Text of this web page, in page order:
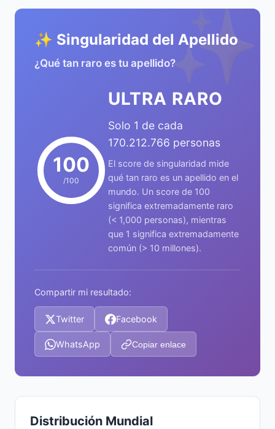
✨
✨ Singularidad del Apellido
¿Qué tan raro es tu apellido?
100
/100
ULTRA RARO
Solo 1 de cada
170.212.766 personas
El score de singularidad mide
qué tan raro es un apellido en el
mundo. Un score de 100
significa extremadamente raro
(< 1,000 personas), mientras
que 1 significa extremadamente
común (> 10 millones).
Compartir mi resultado:
Twitter Facebook
WhatsApp Copiar enlace
Distribución Mundial